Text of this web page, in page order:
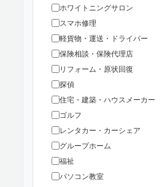
ホワイトニングサロン
スマホ修理
軽貨物・運送・ドライバー
保険相談・保険代理店
リフォーム・原状回復
探偵
住宅・建築・ハウスメーカー
ゴルフ
レンタカー・カーシェア
グループホーム
福祉
パソコン教室